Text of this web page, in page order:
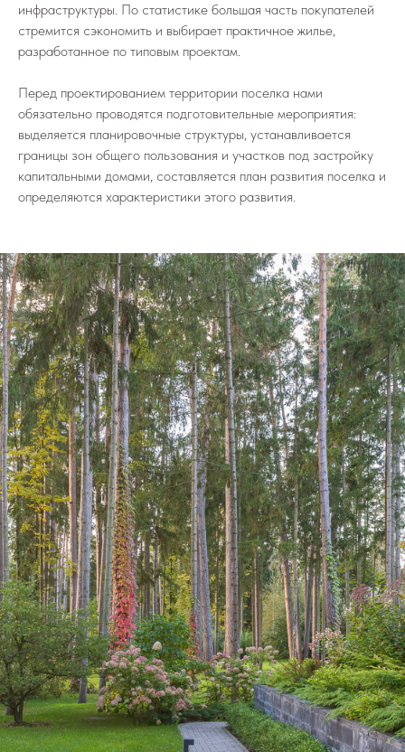
инфраструктуры. По статистике большая часть покупателей
стремится сэкономить и выбирает практичное жилье,
разработанное по типовым проектам.
Перед проектированием территории поселка нами
обязательно проводятся подготовительные мероприятия:
выделяется планировочные структуры, устанавливается
границы зон общего пользования и участков под застройку
капитальными домами, составляется план развития поселка и
определяются характеристики этого развития.